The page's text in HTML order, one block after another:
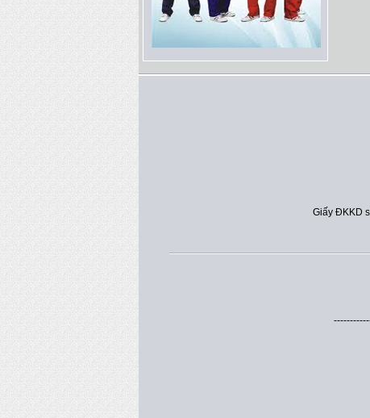
Giấy ĐKKD